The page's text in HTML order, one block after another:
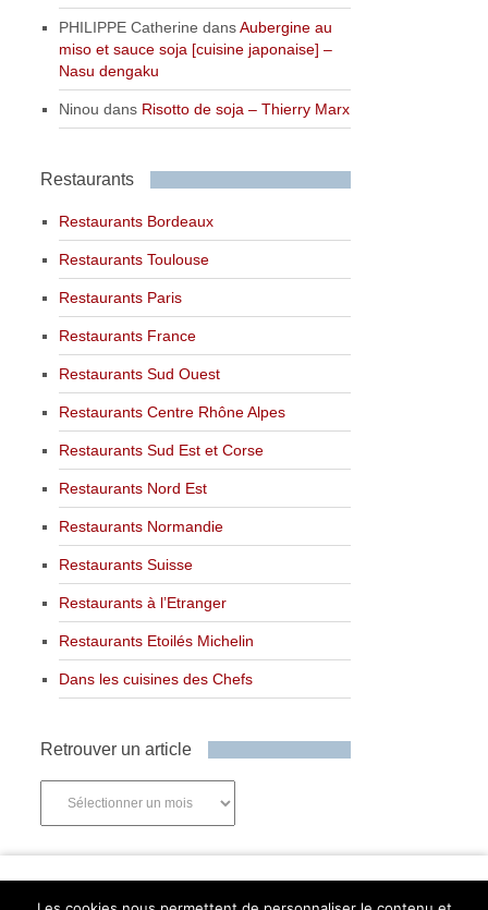
PHILIPPE Catherine dansAubergine au
miso et sauce soja [cuisine japonaise] –
Nasu dengaku
Ninou dans Risotto de soja – Thierry Marx
Restaurants
Restaurants Bordeaux
Restaurants Toulouse
Restaurants Paris
Restaurants France
Restaurants Sud Ouest
Restaurants Centre Rhône Alpes
Restaurants Sud Est et Corse
Restaurants Nord Est
Restaurants Normandie
Restaurants Suisse
Restaurants à l’Etranger
Restaurants Etoilés Michelin
Dans les cuisines des Chefs
Retrouver un article